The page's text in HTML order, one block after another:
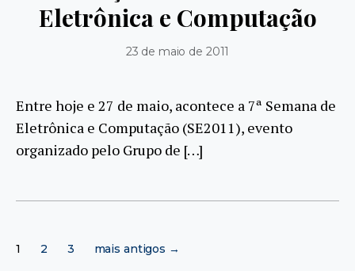
Eletrônica e Computação
23 de maio de 2011
Entre hoje e 27 de maio, acontece a 7ª Semana de
Eletrônica e Computação (SE2011), evento
organizado pelo Grupo de […]
de
1 2 3 mais antigos →